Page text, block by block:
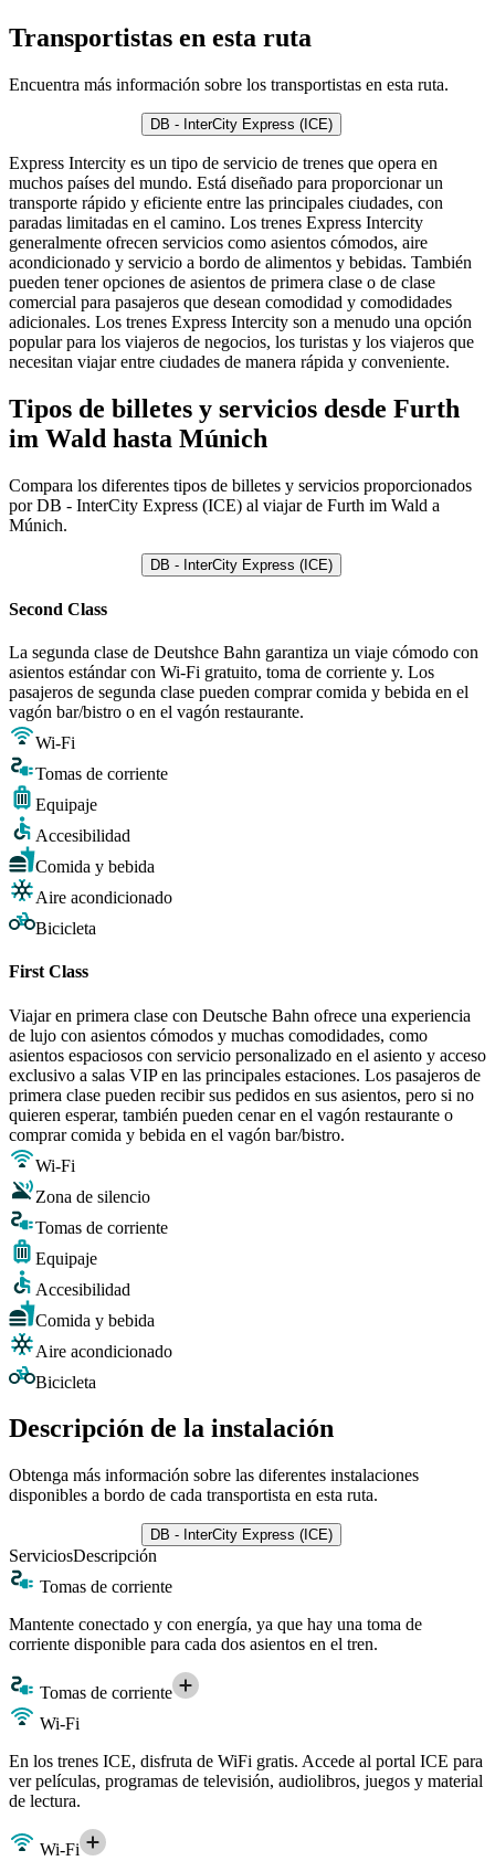
Transportistas en esta ruta
Encuentra más información sobre los transportistas en esta ruta.
DB - InterCity Express (ICE)
Express Intercity es un tipo de servicio de trenes que opera en
muchos países del mundo. Está diseñado para proporcionar un
transporte rápido y eficiente entre las principales ciudades, con
paradas limitadas en el camino. Los trenes Express Intercity
generalmente ofrecen servicios como asientos cómodos, aire
acondicionado y servicio a bordo de alimentos y bebidas. También
pueden tener opciones de asientos de primera clase o de clase
comercial para pasajeros que desean comodidad y comodidades
adicionales. Los trenes Express Intercity son a menudo una opción
popular para los viajeros de negocios, los turistas y los viajeros que
necesitan viajar entre ciudades de manera rápida y conveniente.
Tipos de billetes y servicios desde Furth
im Wald hasta Múnich
Compara los diferentes tipos de billetes y servicios proporcionados
por DB - InterCity Express (ICE) al viajar de Furth im Wald a
Múnich.
DB - InterCity Express (ICE)
Second Class
La segunda clase de Deutshce Bahn garantiza un viaje cómodo con
asientos estándar con Wi-Fi gratuito, toma de corriente y. Los
pasajeros de segunda clase pueden comprar comida y bebida en el
vagón bar/bistro o en el vagón restaurante.
Wi-Fi
Tomas de corriente
Equipaje
Accesibilidad
Comida y bebida
Aire acondicionado
Bicicleta
First Class
Viajar en primera clase con Deutsche Bahn ofrece una experiencia
de lujo con asientos cómodos y muchas comodidades, como
asientos espaciosos con servicio personalizado en el asiento y acceso
exclusivo a salas VIP en las principales estaciones. Los pasajeros de
primera clase pueden recibir sus pedidos en sus asientos, pero si no
quieren esperar, también pueden cenar en el vagón restaurante o
comprar comida y bebida en el vagón bar/bistro.
Wi-Fi
Zona de silencio
Tomas de corriente
Equipaje
Accesibilidad
Comida y bebida
Aire acondicionado
Bicicleta
Descripción de la instalación
Obtenga más información sobre las diferentes instalaciones
disponibles a bordo de cada transportista en esta ruta.
DB - InterCity Express (ICE)
ServiciosDescripción
Tomas de corriente
Mantente conectado y con energía, ya que hay una toma de
corriente disponible para cada dos asientos en el tren.
Tomas de corriente
Wi-Fi
En los trenes ICE, disfruta de WiFi gratis. Accede al portal ICE para
ver películas, programas de televisión, audiolibros, juegos y material
de lectura.
Wi-Fi